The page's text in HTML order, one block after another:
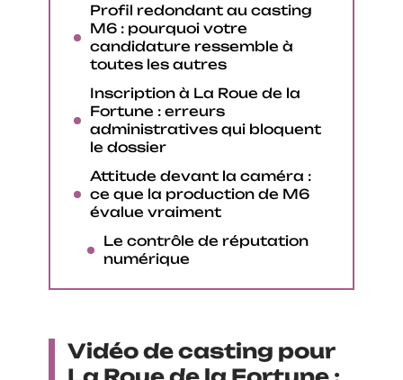
Profil redondant au casting
M6 : pourquoi votre
candidature ressemble à
toutes les autres
Inscription à La Roue de la
Fortune : erreurs
administratives qui bloquent
le dossier
Attitude devant la caméra :
ce que la production de M6
évalue vraiment
Le contrôle de réputation
numérique
Vidéo de casting pour